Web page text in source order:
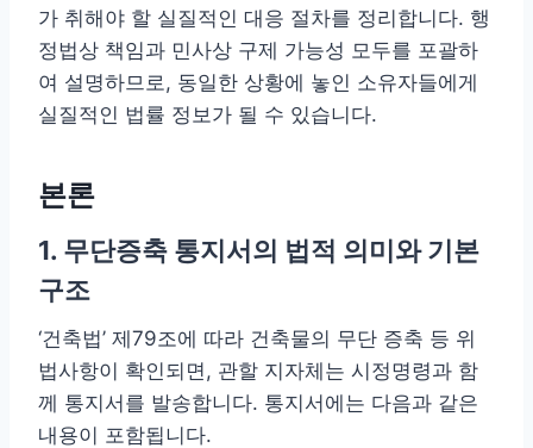
가 취해야 할 실질적인 대응 절차를 정리합니다. 행
정법상 책임과 민사상 구제 가능성 모두를 포괄하
여 설명하므로, 동일한 상황에 놓인 소유자들에게
실질적인 법률 정보가 될 수 있습니다.
본론
1. 무단증축 통지서의 법적 의미와 기본
구조
‘건축법’ 제79조에 따라 건축물의 무단 증축 등 위
법사항이 확인되면, 관할 지자체는 시정명령과 함
께 통지서를 발송합니다. 통지서에는 다음과 같은
내용이 포함됩니다.